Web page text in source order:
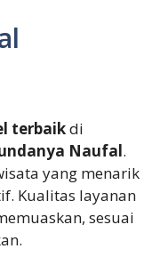
terbaikdi
Naufal.
yang menarik
Kualitas layanan
sesuai